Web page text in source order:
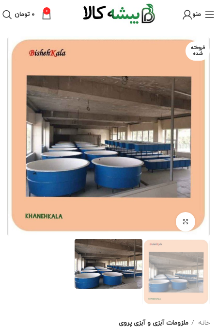
منو 0 ۰ تومان
فروخته
شده
خانه ملزومات آبزی و آبزی پروی